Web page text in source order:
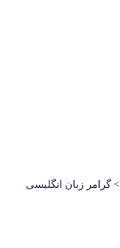
>گرامر زبان انگلیسی